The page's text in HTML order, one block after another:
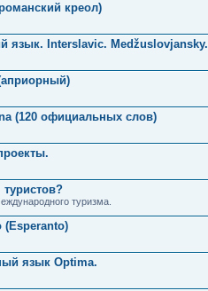
креол)
язык. Interslavic. Medžuslovjansky.
(120 официальных слов)
туристов?
туризма.
язык Optima.